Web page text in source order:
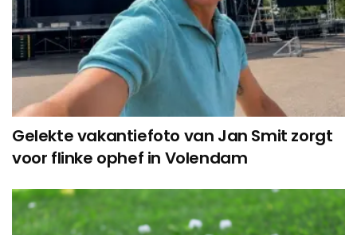
Gelekte vakantiefoto van Jan Smit zorgt
voor flinke ophef in Volendam